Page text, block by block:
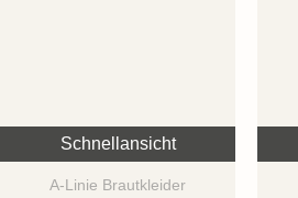
Schnellansicht
A-Linie Brautkleider